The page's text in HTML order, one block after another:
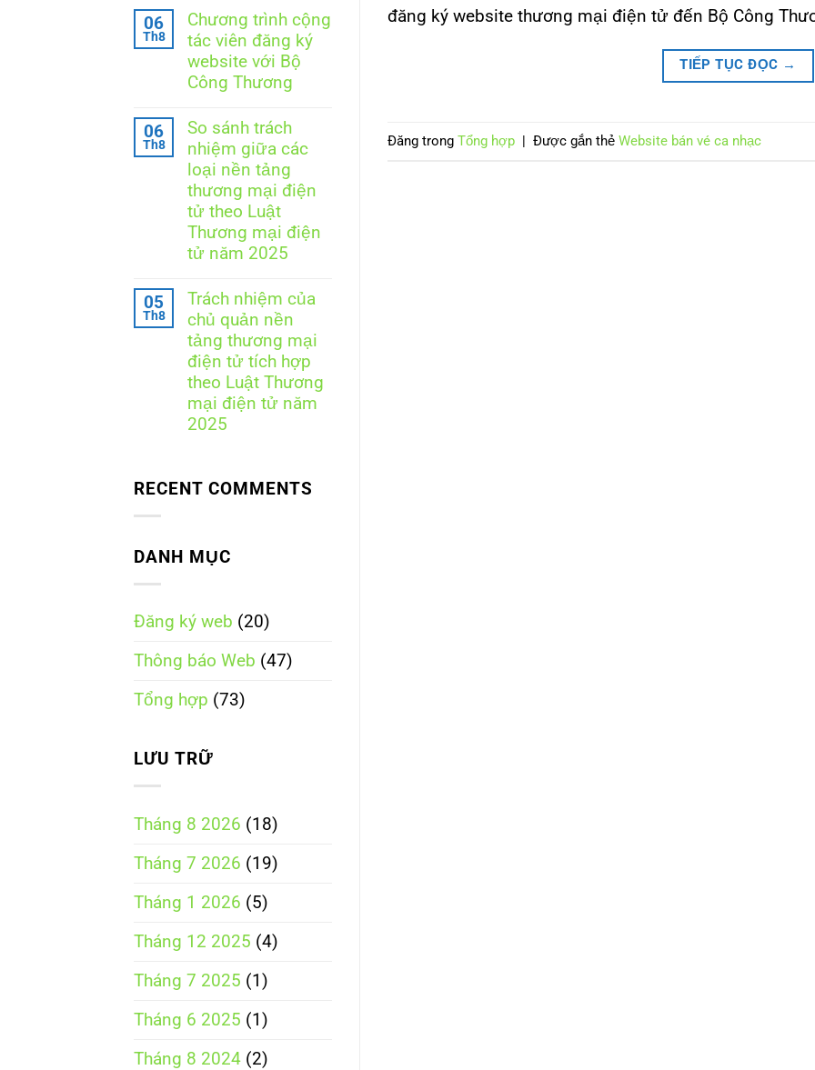
Doanh
nghiệp
cần
làm
gì
quy
định?
có
bình
luận
Thông
báo
Bộ
Công
Thương
tại
TP.
Hồ
Chí
Minh:
Hồ
sơ,
chi
phí
và
những
điều
doanh
nghiệp
cần
biết
06
Th8
Chương trình cộng
tác viên đăng ký
website với Bộ
Công Thương
có
bình
luận
ở
Chương
trình
cộng
tác
viên
đăng
ký
với
Bộ
Công
Thương
06
Th8
So sánh trách
nhiệm giữa các
loại nền tảng
thương mại điện
tử theo Luật
Thương mại điện
tử năm 2025
có
bình
luận
ở
So
sánh
trách
nhiệm
giữa
các
loại
thương
mại
Luật
Thương
năm
05
Th8
Trách nhiệm của
chủ quản nền
tảng thương mại
điện tử tích hợp
theo Luật Thương
mại điện tử năm
2025
luận
của
chủ
thương
mại
điện
tử
hợp
theo
mại
điện
RECENT COMMENTS
DANH MỤC
Đăng ký web (20)
Thông báo Web (47)
Tổng hợp (73)
LƯU TRỮ
Tháng 8 2026 (18)
Tháng 7 2026 (19)
Tháng 1 2026 (5)
Tháng 12 2025 (4)
Tháng 7 2025 (1)
Tháng 6 2025 (1)
Tháng 8 2024 (2)
đăng ký website thương mại điện tử đến Bộ Công
TIẾP TỤC ĐỌC →
Đăng trong Tổng hợp | Được gắn thẻ Website bán vé ca nhạc